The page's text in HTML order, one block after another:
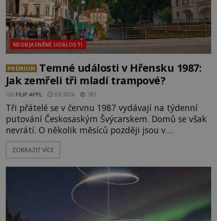
NEOBJASNĚNÉ UDÁLOSTI
PREMIUM
Temné události v Hřensku 1987:
Jak zemřeli tři mladí trampové?
OD FILIP APPL 9.8.2026 187
Tři přátelé se v červnu 1987 vydávají na týdenní
putování Českosaským Švýcarskem. Domů se však
nevrátí. O několik měsíců později jsou v
nepřístupných skalách u Hřenska nalezeny jejich
kostry – a s nimi stopy, které se jen obtížně slučují
přírodní živel, neznámý útočník, nebo někdo, koho
tehdejší režim nechtěl odhalit? [gallery
ids="171131,171132,1711
ZOBRAZIT VÍCE